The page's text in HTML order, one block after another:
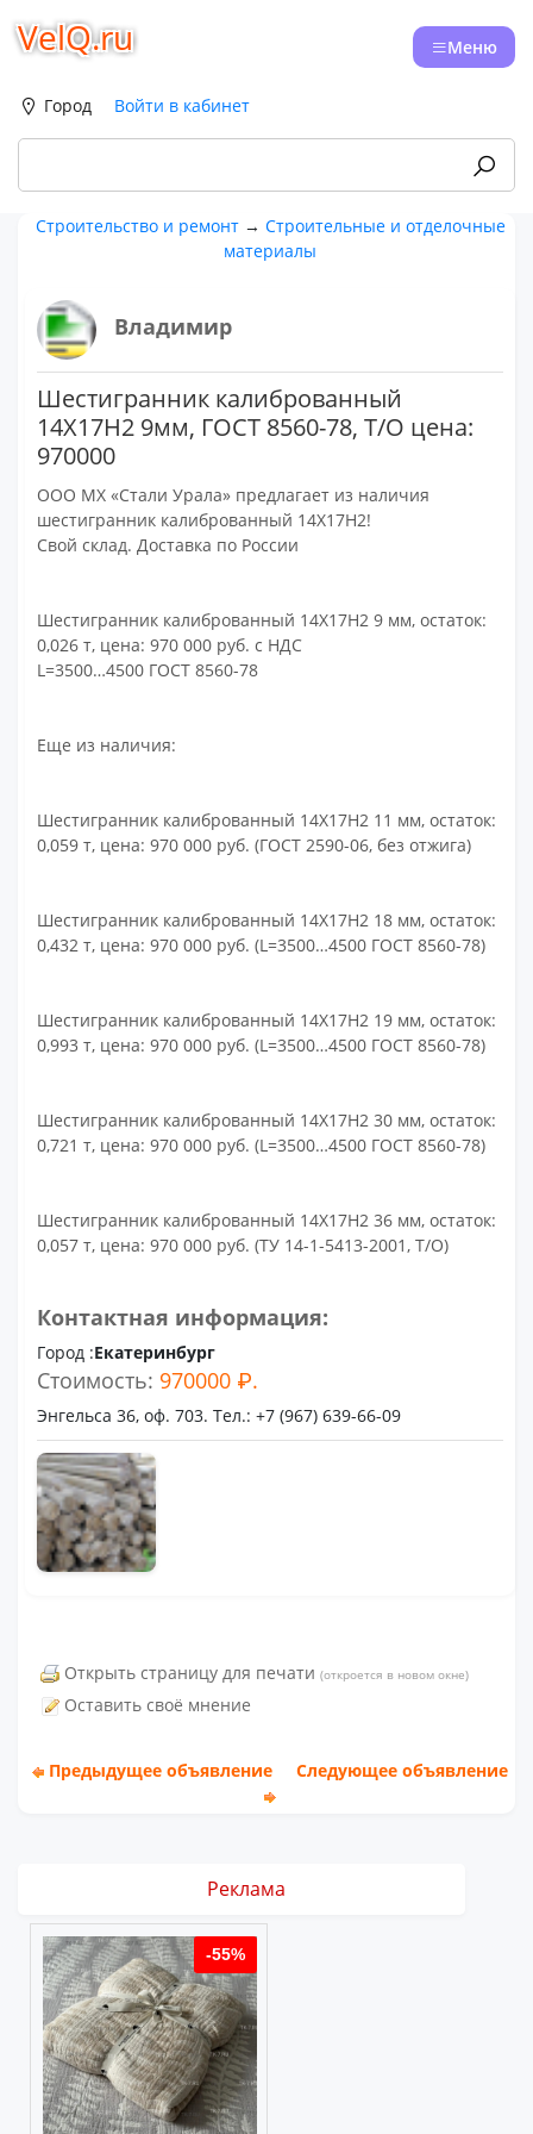
VelQ.ru Меню
Город Войти в кабинет
Строительство и ремонт→ Строительные и отделочные
материалы
Владимир
Шестигранник калиброванный
14Х17Н2 9мм, ГОСТ 8560-78, Т/О цена:
970000
ООО МХ «Стали Урала» предлагает из наличия
шестигранник калиброванный 14Х17Н2!
Свой склад. Доставка по России
Шестигранник калиброванный 14Х17Н2 9 мм, остаток:
0,026 т, цена: 970 000 руб. с НДС
L=3500…4500 ГОСТ 8560-78
Еще из наличия:
Шестигранник калиброванный 14Х17Н2 11 мм, остаток:
0,059 т, цена: 970 000 руб. (ГОСТ 2590-06, без отжига)
Шестигранник калиброванный 14Х17Н2 18 мм, остаток:
0,432 т, цена: 970 000 руб. (L=3500…4500 ГОСТ 8560-78)
Шестигранник калиброванный 14Х17Н2 19 мм, остаток:
0,993 т, цена: 970 000 руб. (L=3500…4500 ГОСТ 8560-78)
Шестигранник калиброванный 14Х17Н2 30 мм, остаток:
0,721 т, цена: 970 000 руб. (L=3500…4500 ГОСТ 8560-78)
Шестигранник калиброванный 14Х17Н2 36 мм, остаток:
0,057 т, цена: 970 000 руб. (ТУ 14-1-5413-2001, Т/О)
Контактная информация:
Город :Екатеринбург
Стоимость: 970000 ₽.
Энгельса 36, оф. 703. Тел.: +7 (967) 639-66-09
Открыть страницу для печати (откроется в новом окне)
Оставить своё мнение
Предыдущее объявление Следующее объявление
Реклама
-55%